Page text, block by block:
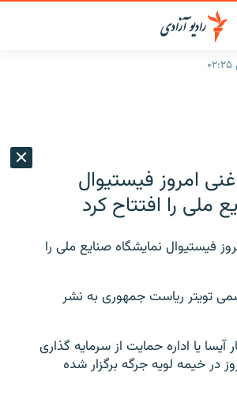
امروز فیستیوال
ملی را افتتاح کرد
فیستیوال نمایشگاه صنایع ملی را
تویتر ریاست جمهوری به نشر
آیسا یا اداره حمایت از سرمایه گذاری
در خیمه لویه جرگه برگزار شده